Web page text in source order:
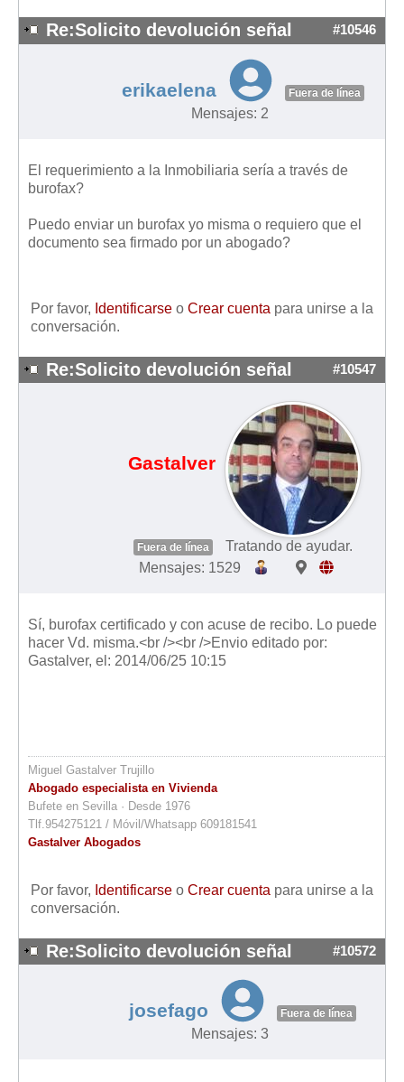
Re:Solicito devolución señal #10546
erikaelena Fuera de línea
Mensajes: 2
El requerimiento a la Inmobiliaria sería a través de
burofax?
Puedo enviar un burofax yo misma o requiero que el
documento sea firmado por un abogado?
Por favor, Identificarse o Crear cuenta para unirse a la
conversación.
Re:Solicito devolución señal #10547
Gastalver
Fuera de línea
Tratando de ayudar.
Mensajes: 1529
Sí, burofax certificado y con acuse de recibo. Lo puede
hacer Vd. misma.<br /><br />Envio editado por:
Gastalver, el: 2014/06/25 10:15
Miguel Gastalver Trujillo
Abogado especialista en Vivienda
Bufete en Sevilla · Desde 1976
Tlf.954275121 / Móvil/Whatsapp 609181541
Gastalver Abogados
Por favor, Identificarse o Crear cuenta para unirse a la
conversación.
Re:Solicito devolución señal #10572
josefago Fuera de línea
Mensajes: 3